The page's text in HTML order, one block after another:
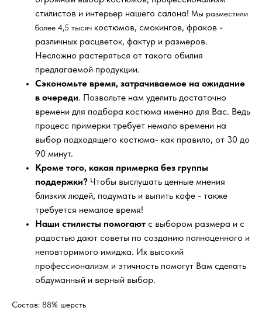
стилистов и интерьер нашего салона! Мы разместили
более 4,5 тысяч костюмов, смокингов, фраков -
различных расцветок, фактур и размеров.
Несложно растеряться от такого обилия
предлагаемой продукции.
Сэкономьте время, затрачиваемое на ожидание
в очереди. Позвольте нам уделить достаточно
времени для подбора костюма именно для Вас. Ведь
процесс примерки требует немало времени на
выбор подходящего костюма- как правило, от 30 до
90 минут.
Кроме того, какая примерка без группы
поддержки? Чтобы выслушать ценные мнения
близких людей, подумать и выпить кофе - также
требуется немалое время!
Наши стилисты помогают с выбором размера и с
радостью дают советы по созданию полноценного и
неповторимого имиджа. Их высокий
профессионализм и этичность помогут Вам сделать
обдуманный и верный выбор.
Состав: 88% шерсть